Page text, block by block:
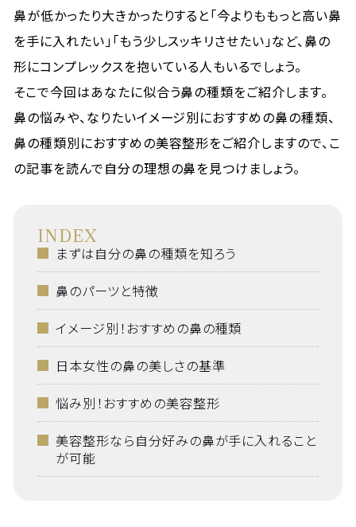
鼻が低かったり大きかったりすると「今よりももっと高い鼻
を手に入れたい」「もう少しスッキリさせたい」など、鼻の
形にコンプレックスを抱いている人もいるでしょう。
そこで今回はあなたに似合う鼻の種類をご紹介します。
鼻の悩みや、なりたいイメージ別におすすめの鼻の種類、
鼻の種類別におすすめの美容整形をご紹介しますので、こ
の記事を読んで自分の理想の鼻を見つけましょう。
INDEX
まずは自分の鼻の種類を知ろう
鼻のパーツと特徴
イメージ別！おすすめの鼻の種類
日本女性の鼻の美しさの基準
悩み別！おすすめの美容整形
美容整形なら自分好みの鼻が手に入れること
が可能